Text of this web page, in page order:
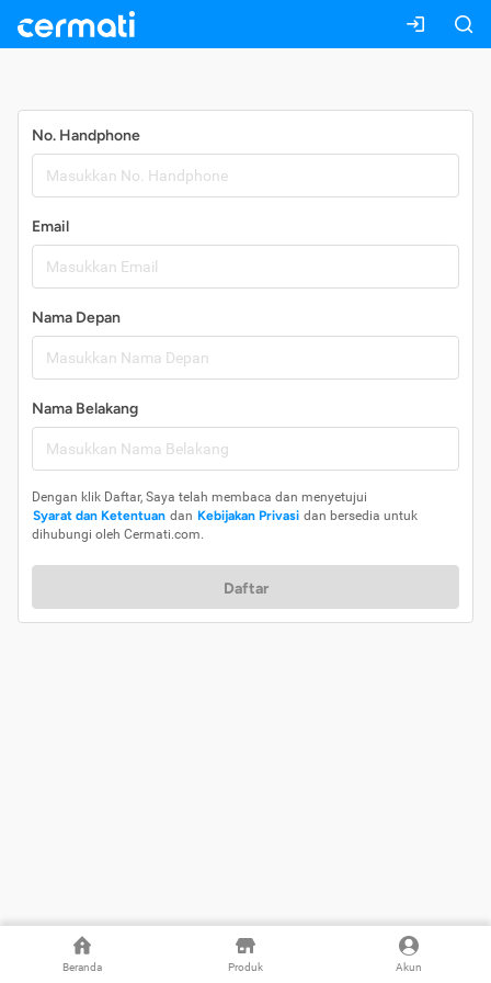
Beranda Produk Akun
No. Handphone
Email
Nama Depan
Nama Belakang
Dengan klik Daftar, Saya telah membaca dan menyetujui
Syarat dan Ketentuan dan Kebijakan Privasi dan bersedia untuk
dihubungi oleh Cermati.com.
Daftar